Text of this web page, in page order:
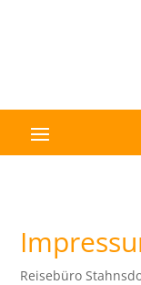
Reisebüro